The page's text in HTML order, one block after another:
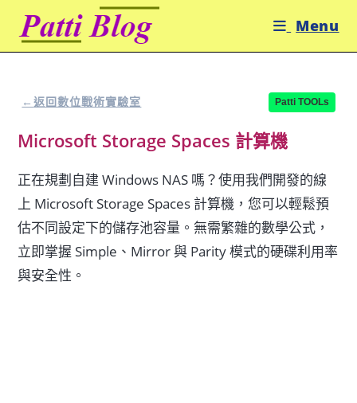
content
Menu
←返回數位戰術實驗室 Patti TOOLs
Microsoft Storage Spaces 計算機
正在規劃自建 Windows NAS 嗎？使用我們開發的線
上 Microsoft Storage Spaces 計算機，您可以輕鬆預
估不同設定下的儲存池容量。無需繁雜的數學公式，
立即掌握 Simple、Mirror 與 Parity 模式的硬碟利用率
與安全性。